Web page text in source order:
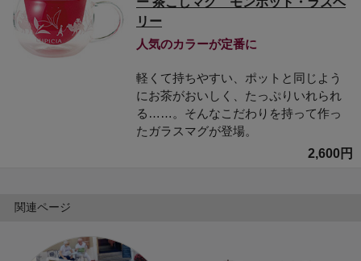
リー
人気のカラーが定番に
軽くて持ちやすい、ポットと同じよう
にお茶がおいしく、たっぷりいれられ
る……。そんなこだわりを持って作っ
たガラスマグが登場。
2,600円
関連ページ